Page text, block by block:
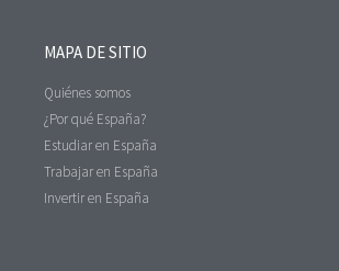
MAPA DE SITIO
Quiénes somos
¿Por qué España?
Estudiar en España
Trabajar en España
Invertir en España